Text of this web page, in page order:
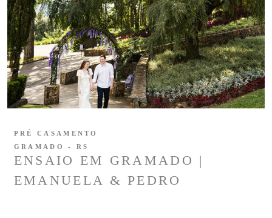
ENSAIO EM GRAMADO |
EMANUELA & PEDRO
PRÉ CASAMENTO
GRAMADO - RS